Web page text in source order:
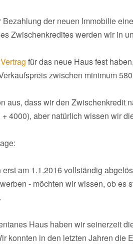
Bezahlung der neuen Immobilie
Zwischenkredites werden wir in
Vertrag für das neue Haus fest
zwischen minimum
aus, dass wir den Zwischenkredit
4000), aber natürlich wissen wir
am 1.1.2016 vollständig
- möchten wir wissen, ob
Haus haben wir seinerzeit
konnten in den letzten Jahren